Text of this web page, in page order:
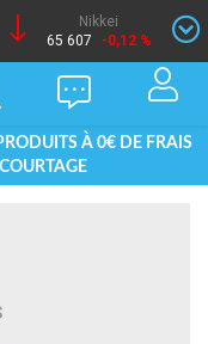
Nikkei
65 607
-0,12 %
À 0€ DE FRAIS